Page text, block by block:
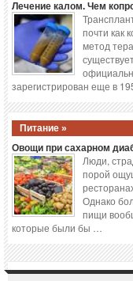
Лечение калом. Чем
почти как
метод
зарегистрирован еще в
Питание »
Овощи при сахарном
Люди,
порой
Однако
пищи
которые были бы …